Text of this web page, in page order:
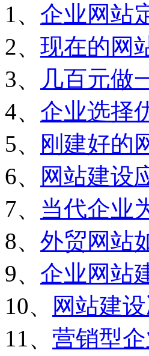
1、 企业网站
2、 现在的网
3、
几百元做
4、 企业选择
5、
刚建好的
6、
网站建设
7、 当代企业
8、 外贸网站
9、 企业网站
10、
网站建
11、 营销型